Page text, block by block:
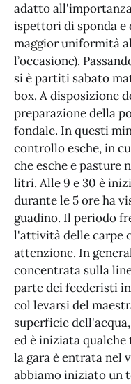
adatto
ispettori di sponda e
maggior uniformità
l’occasione).
si è partiti sabato
box. A disposizione
preparazione della
fondale. In questi
controllo esche, in
che esche e pasture
litri. Alle 9 e 30 è
durante le 5 ore ha
guadino. Il periodo
l'attività delle carpe
attenzione. In
concentrata sulla
parte dei feederisti
col levarsi del
superficie
ed è iniziata
la gara è entrata nel
abbiamo iniziato un